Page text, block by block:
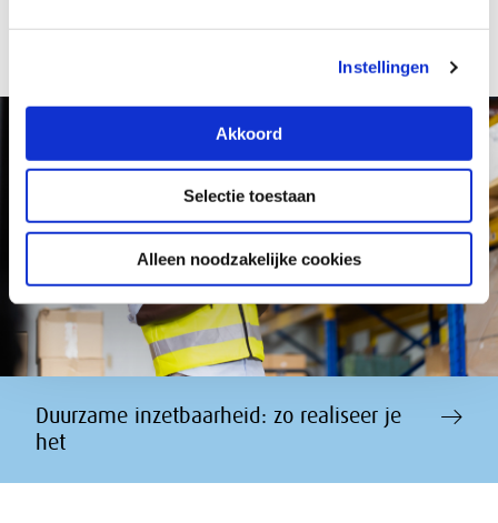
Instellingen
Akkoord
Selectie toestaan
Alleen noodzakelijke cookies
Duurzame inzetbaarheid: zo realiseer je
het